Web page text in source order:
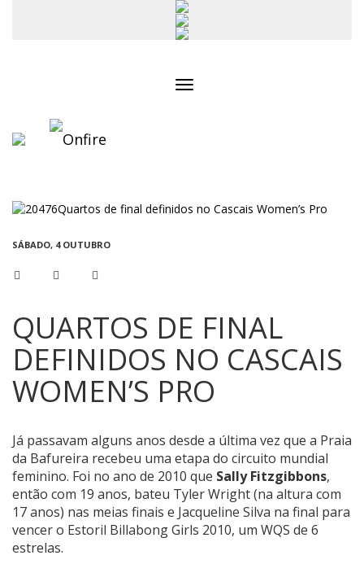
SÁBADO, 4 OUTUBRO
QUARTOS DE FINAL
DEFINIDOS NO CASCAIS
WOMEN’S PRO
Já passavam alguns anos desde a última vez que a Praia
da Bafureira recebeu uma etapa do circuito mundial
feminino. Foi no ano de 2010 que Sally Fitzgibbons,
então com 19 anos, bateu Tyler Wright (na altura com
17 anos) nas meias finais e Jacqueline Silva na final para
vencer o Estoril Billabong Girls 2010, um WQS de 6
estrelas.